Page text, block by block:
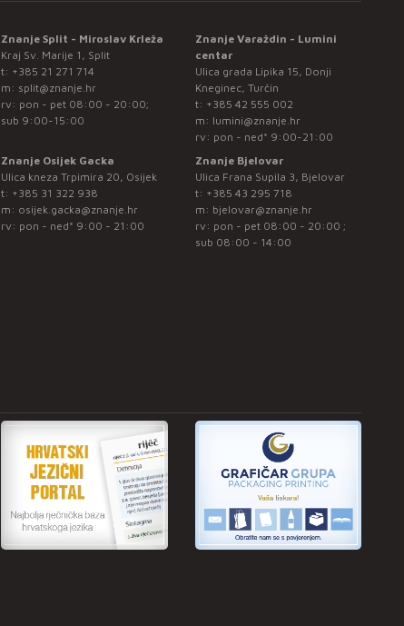
Znanje Split - Miroslav Krleža
Kraj Sv. Marije 1, Split
t: +385 21 271 714
m: split@znanje.hr
rv: pon - pet 08:00 - 20:00;
sub 9:00-15:00
Znanje Varaždin - Lumini
centar
Ulica grada Lipika 15, Donji
Kneginec, Turčin
t: +385 42 555 002
m: lumini@znanje.hr
rv: pon - ned* 9:00-21:00
Znanje Osijek Gacka
Ulica kneza Trpimira 20, Osijek
t: +385 31 322 938
m: osijek.gacka@znanje.hr
rv: pon - ned* 9:00 - 21:00
Znanje Bjelovar
Ulica Frana Supila 3, Bjelovar
t: +385 43 295 718
m: bjelovar@znanje.hr
rv: pon - pet 08:00 - 20:00 ;
sub 08:00 - 14:00